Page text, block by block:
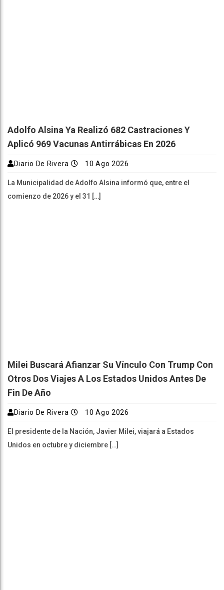
Adolfo Alsina Ya Realizó 682 Castraciones Y
Aplicó 969 Vacunas Antirrábicas En 2026
Diario De Rivera 10 Ago 2026
La Municipalidad de Adolfo Alsina informó que, entre el
comienzo de 2026 y el 31 […]
Milei Buscará Afianzar Su Vínculo Con Trump Con
Otros Dos Viajes A Los Estados Unidos Antes De
Fin De Año
Diario De Rivera 10 Ago 2026
El presidente de la Nación, Javier Milei, viajará a Estados
Unidos en octubre y diciembre […]